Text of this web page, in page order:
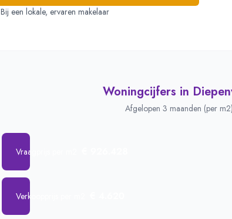
Bij een lokale, ervaren makelaar
Woningcijfers in
Afgelopen 3 maanden (per m2)
Vraagprijs per m2
Verkoopprijs per m2